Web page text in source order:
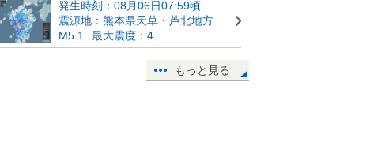
発生時刻：08月06日07:59頃
震源地：熊本県天草・芦北地方
M5.1
最大震度：4
もっと見る